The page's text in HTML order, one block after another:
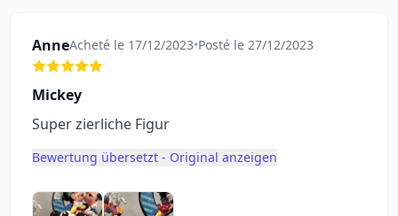
AnneAcheté le 17/12/2023•Posté le 27/12/2023
Mickey
Super zierliche Figur
Bewertung übersetzt - Original anzeigen